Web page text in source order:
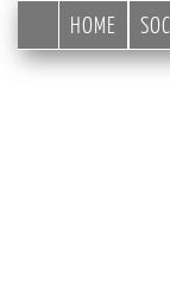
HOME